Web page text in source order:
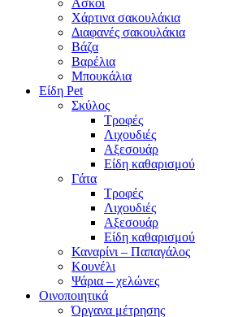
Ασκοί
Χάρτινα σακουλάκια
Διαφανές σακουλάκια
Βάζα
Βαρέλια
Μπουκάλια
Είδη Pet
Σκύλος
Τροφές
Λιχουδιές
Αξεσουάρ
Είδη καθαρισμού
Γάτα
Τροφές
Λιχουδιές
Αξεσουάρ
Είδη καθαρισμού
Καναρίνι – Παπαγάλος
Κουνέλι
Ψάρια – χελώνες
Οινοποιητικά
Όργανα μέτρησης